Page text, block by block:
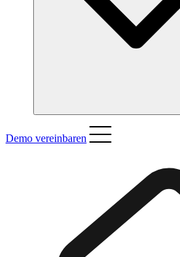
Demo vereinbaren